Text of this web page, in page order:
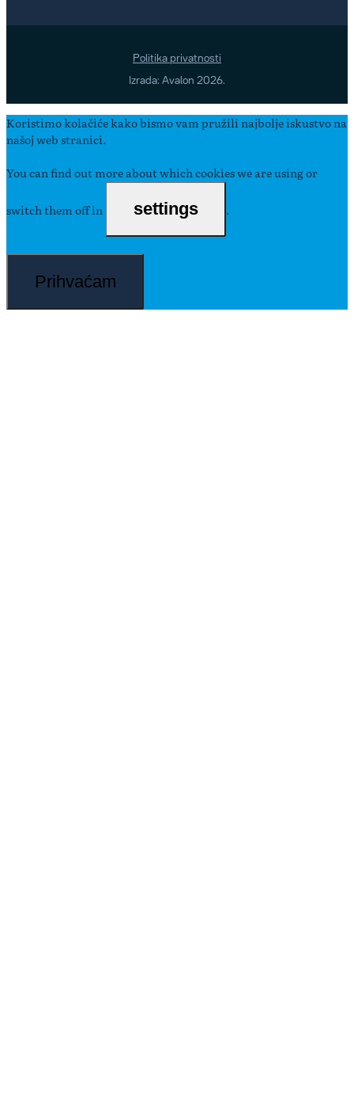
Politika privatnosti
Izrada: Avalon 2026.
Koristimo kolačiće kako bismo vam pružili najbolje iskustvo na
našoj web stranici.
You can find out more about which cookies we are using or
switch them off in settings .
Prihvaćam